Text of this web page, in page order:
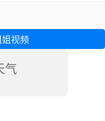
从屏幕发出的...
视频
气